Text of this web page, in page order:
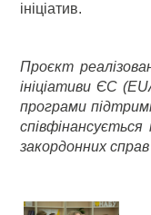
ініціатив.
Проєкт
ініціативи ЄС
програми
закордонних справ